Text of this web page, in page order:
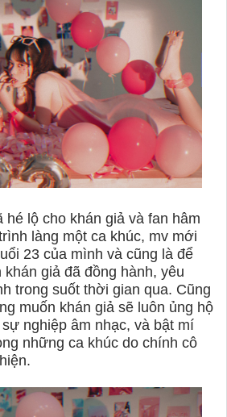
hé lộ cho khán giả và fan hâm
làng một ca khúc, mv mới
23 của mình và cũng là để
giả đã đồng hành, yêu
trong suốt thời gian qua. Cũng
muốn khán giả sẽ luôn ủng hộ
nghiệp âm nhạc, và bật mí
những ca khúc do chính cô